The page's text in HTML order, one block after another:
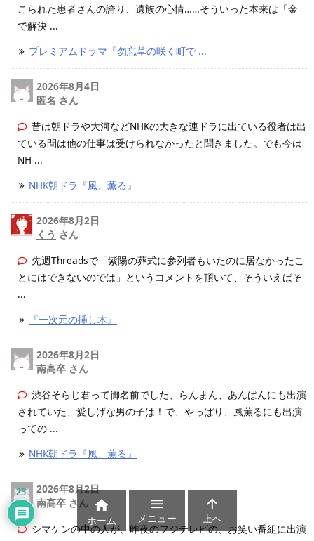
こられた患者さんの誇り、遺族の心情……そういった本来は「金
で解決 ...
プレミアムドラマ『勿忘草の咲く町で ...
2026年8月4日
匿名 さん
昔は朝ドラや大河などNHKの大きな連ドラに出ている役者は出
ている間は他の仕事は受けられなかったと聞きました。でも今は
NH ...
NHK朝ドラ『風、薫る』
2026年8月2日
くう さん
先週Threadsで「紫陽の葬式に参列者もいたのに居なかったこ
とにはできないのでは」というコメントを頂いて、そういえばそ
...
『一次元の挿し木』
2026年8月2日
南高卒 さん
渋谷そらじ君って御名前でした、らんまん、あんぱんにも出演
されていた、愛しげな男の子は！で、やっぱり、風薫るにも出演
っての ...
NHK朝ドラ『風、薫る』
2026年8月2日
南高卒 さん
シマケンの中の人が、昨夜のフジテレビの、お笑い番組に出演

ホーム

メニュー

上へ
23